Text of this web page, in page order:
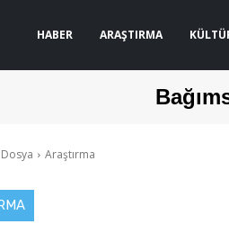
HABER ARAŞTIRMA
Dosya Araştırma